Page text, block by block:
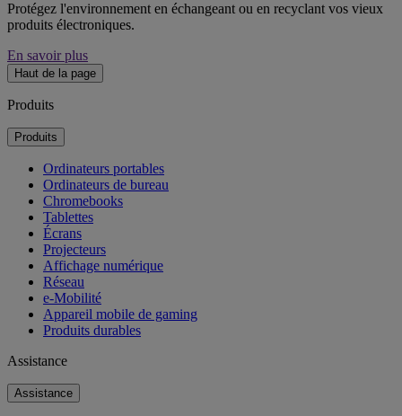
Protégez l'environnement en échangeant ou en recyclant vos vieux
produits électroniques.
En savoir plus
Haut de la page
Produits
Produits
Ordinateurs portables
Ordinateurs de bureau
Chromebooks
Tablettes
Écrans
Projecteurs
Affichage numérique
Réseau
e-Mobilité
Appareil mobile de gaming
Produits durables
Assistance
Assistance